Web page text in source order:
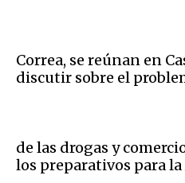
Correa, se reúnan en
discutir sobre el
de las drogas y
los preparativos para la